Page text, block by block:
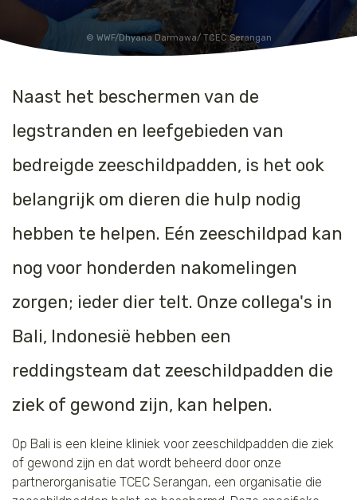
WWF/Dhyana Darmawa/ TCEC Serangan
Naast het beschermen van de
legstranden en leefgebieden van
bedreigde zeeschildpadden, is het ook
belangrijk om dieren die hulp nodig
hebben te helpen. Eén zeeschildpad kan
nog voor honderden nakomelingen
zorgen; ieder dier telt. Onze collega's in
Bali, Indonesië hebben een
reddingsteam dat zeeschildpadden die
ziek of gewond zijn, kan helpen.
Op Bali is een kleine kliniek voor zeeschildpadden die ziek
of gewond zijn en dat wordt beheerd door onze
partnerorganisatie TCEC Serangan, een organisatie die
Jaguar
Leeuw
Luipaard
Orang-oetan
Panda
Steur
Tijger
IJsbeer
Kleding & Accessoires